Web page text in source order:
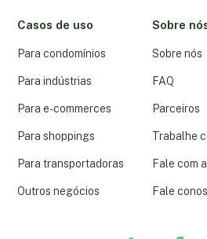
Casos de uso
Para condomínios
Para indústrias
Para e-commerces
Para shoppings
Para transportadoras
Outros negócios
Sobre
Sobre nós
FAQ
Parceiros
Trabalhe
Fale com
Fale